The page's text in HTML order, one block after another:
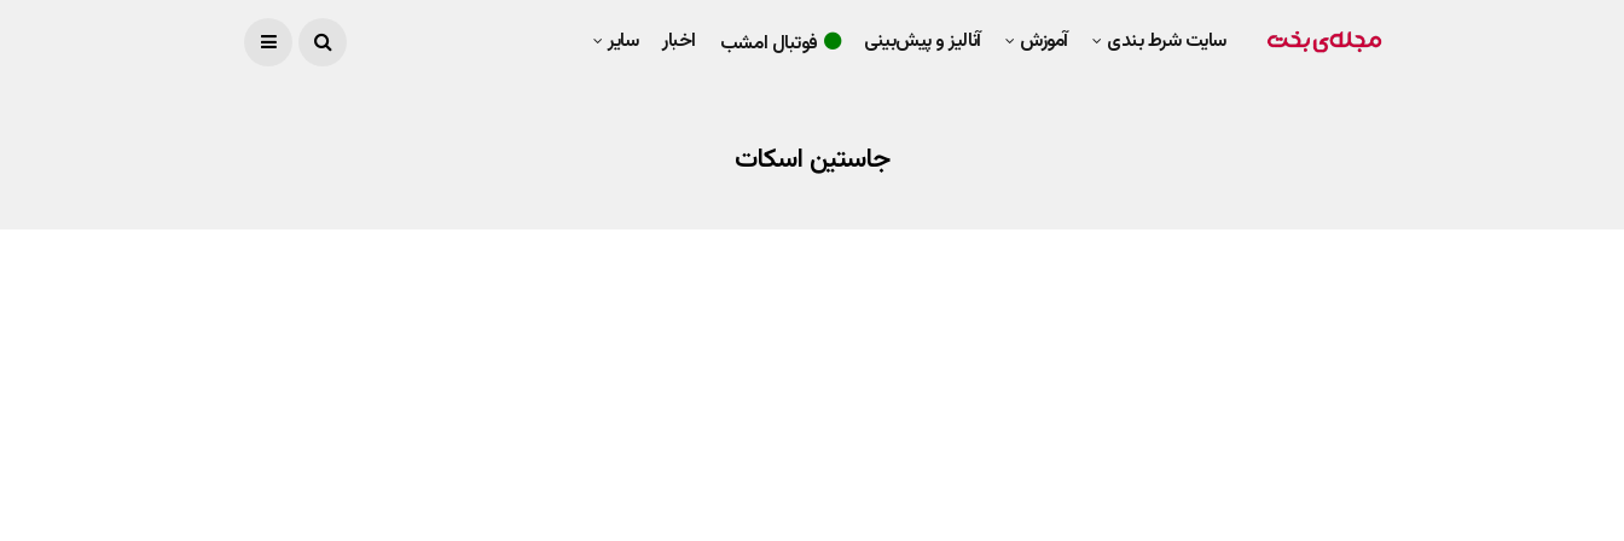
سایت شرط بندی آموزش آنالیز و پیش‌بینی فوتبال امشب اخبار سایر
جاستین اسکات